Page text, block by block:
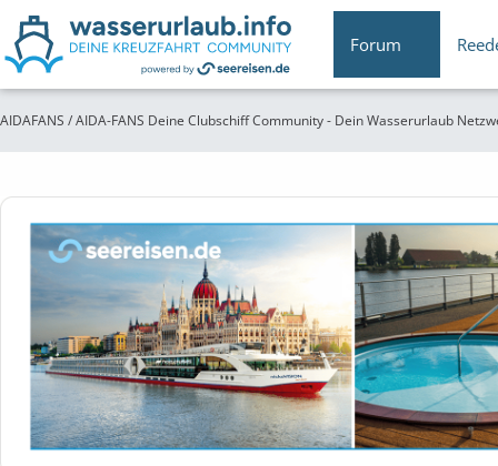
Forum
AIDAFANS / AIDA-FANS Deine Clubschiff Community - Dein Wasserurlaub